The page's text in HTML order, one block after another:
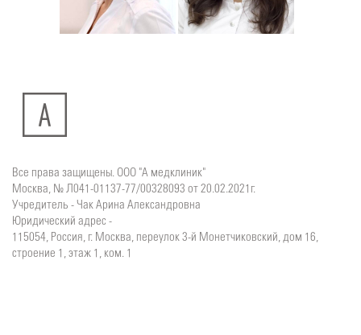
Подробнее о
Ситдикова
Стоматолог-хирург
Подробнеео
Тумасян
Стоматолог-терапевт
Все права защищены. ООО "А медклиник"
Москва, № Л041-01137-77/00328093 от 20.02.2021г.
Учредитель - Чак Арина Александровна
Юридический адрес -
115054, Россия, г. Москва, переулок 3-й Монетчиковский, дом 16,
строение 1, этаж 1, ком. 1